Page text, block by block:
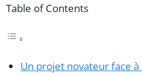
Table of Contents
Un projet novateur face à